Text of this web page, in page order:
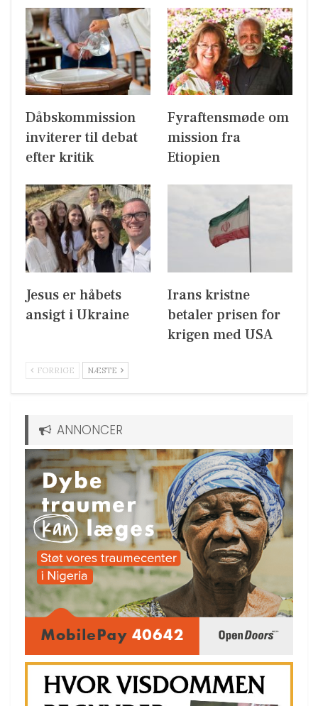
Dåbskommission
inviterer til debat
efter kritik
Fyraftensmøde om
mission fra
Etiopien
Jesus er håbets
ansigt i Ukraine
Irans kristne
betaler prisen for
krigen med USA
FORRIGE NÆSTE
ANNONCER